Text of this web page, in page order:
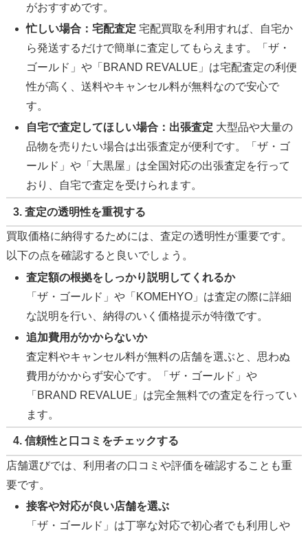
がおすすめです。
忙しい場合：宅配査定 宅配買取を利用すれば、自宅か
ら発送するだけで簡単に査定してもらえます。「ザ・
ゴールド」や「BRAND REVALUE」は宅配査定の利便
性が高く、送料やキャンセル料が無料なので安心で
す。
自宅で査定してほしい場合：出張査定 大型品や大量の
品物を売りたい場合は出張査定が便利です。「ザ・ゴ
ールド」や「大黒屋」は全国対応の出張査定を行って
おり、自宅で査定を受けられます。
3. 査定の透明性を重視する
買取価格に納得するためには、査定の透明性が重要です。
以下の点を確認すると良いでしょう。
査定額の根拠をしっかり説明してくれるか
「ザ・ゴールド」や「KOMEHYO」は査定の際に詳細
な説明を行い、納得のいく価格提示が特徴です。
追加費用がかからないか
査定料やキャンセル料が無料の店舗を選ぶと、思わぬ
費用がかからず安心です。「ザ・ゴールド」や
「BRAND REVALUE」は完全無料での査定を行ってい
ます。
4. 信頼性と口コミをチェックする
店舗選びでは、利用者の口コミや評価を確認することも重
要です。
接客や対応が良い店舗を選ぶ
「ザ・ゴールド」は丁寧な対応で初心者でも利用しや